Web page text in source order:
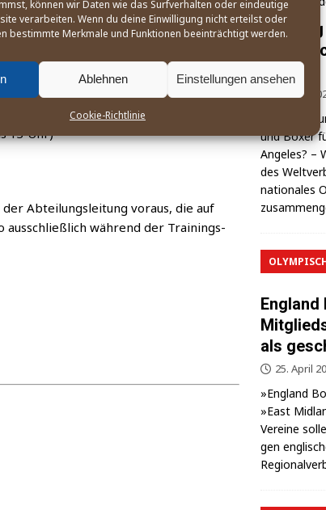
können wir Daten wie das Surfverhalten oder eindeutige
verarbeiten. Wenn du deine Einwilligung nicht erteilst oder
bestimmte Merkmale und Funktionen beeinträchtigt werden.
Ablehnen Einstellungen ansehen
Cookie-Richtlinie
13 Uhr)
Abtei­lungs­lei­tung vor­aus, die auf
wäh­rend der Trai­nings­
Der
Angeles
21. Mai
Wie, wann
und Boxer
Ange­les? –
des
na­tio­na­les
als
25. April
»Eng­land
»East
Ver­ei­ne
gen